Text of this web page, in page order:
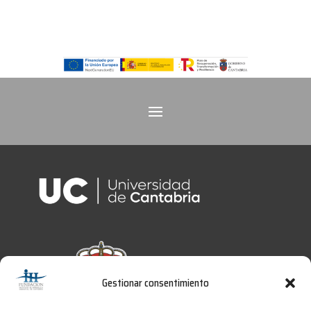
Gestionar consentimiento